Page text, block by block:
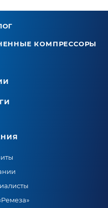
КОМПРЕССОРЫ